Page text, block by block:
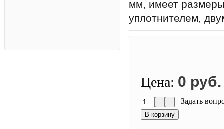
мм, имеет
уплотнителем,
Цена: 0 руб.
Задать